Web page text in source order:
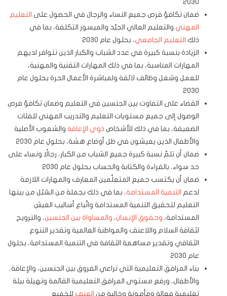
2030
ضمان تكافؤ فرص جميع النساء والرجال في الحصول على التعليم
المهني والتعليم العالي الجيّد والميسور التكلفة، بما في
ذلك التعليم الجامعي، بحلول عام 2030
الزيادة بنسبة كبيرة في عدد الشباب والكبار الذين تتوافر لديهم
المهارات المناسبة، بما في ذلك المهارات التقنية والمهنية،
للعمل وشغل وظائف لائقة ولمباشرة الأعمال الحرة بحلول عام
2030
القضاء على التفاوت بين الجنسين في التعليم وضمان تكافؤ فرص
الوصول إلى جميع مستويات التعليم والتدريب المهني للفئات
الضعيفة، بما في ذلك للأشخاص ذوي الإعاقة والشعوب الأصلية
والأطفال الذين يعيشون في ظل أوضاع هشة، بحلول عام 2030
ضمان أن تلمّ نسبة كبيرة جميع الشباب من الكبار، رجالًا ونساء على
حد سواء، بالقراءة والكتابة والحساب بحلول عام 2030
ضمان أن يكتسب جميع المتعلّمين المعارف والمهارات اللازمة
لدعم التنمية المستدامة، بما في ذلك بجملة من السُبُل من بينها
التعليم لتحقيق التنمية المستدامة واتّباع أساليب العيش
المستدامة، وحقوق الإنسان، والمساواة بين الجنسين، والترويج
لثقافة السلام واللاعنف والمواطنة العالمية وتقدير التنوع
الثقافي وتقدير مساهمة الثقافة في التنمية المستدامة، بحلول
عام 2030
بناء المرافق التعليمية التي تراعي الفروق بين الجنسين، والإعاقة،
والأطفال، ورفع مستوى المرافق التعليمية القائمة وتهيئة بيئة
تعليمية فعالة ومأمونة وخالية من العنف للجميع